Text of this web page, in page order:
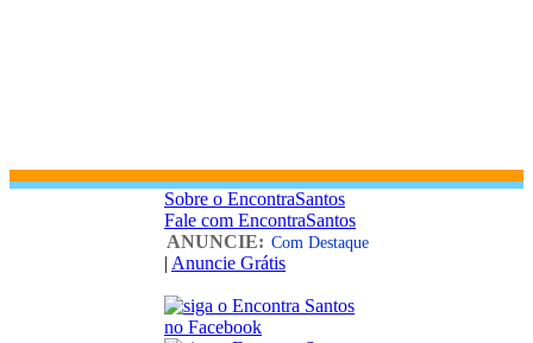
Sobre o EncontraSantos
Fale com EncontraSantos
ANUNCIE: Com Destaque
| Anuncie Grátis